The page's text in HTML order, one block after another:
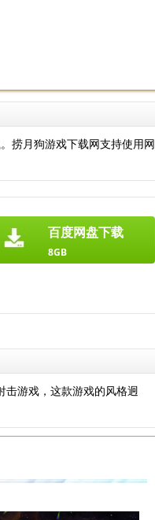
捞月狗游戏下载网支持使用网
百度网盘下载
8GB
击游戏，这款游戏的风格迥